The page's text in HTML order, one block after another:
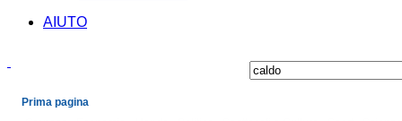
AIUTO
Prima pagina